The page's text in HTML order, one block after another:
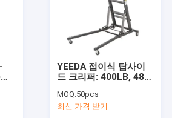
시오
/
YEEDA 접이식 탑사이
드 크리퍼: 400LB, 48-
지보수용 미끄럼 방지
MOQ:50pcs
최신 가격 받기